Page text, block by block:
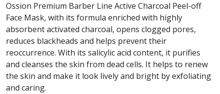
Ossion Premium Barber Line Active Charcoal Peel-off
Face Mask, with its formula enriched with highly
absorbent activated charcoal, opens clogged pores,
reduces blackheads and helps prevent their
reoccurrence. With its salicylic acid content, it purifies
and cleanses the skin from dead cells. It helps to renew
the skin and make it look lively and bright by exfoliating
and caring.